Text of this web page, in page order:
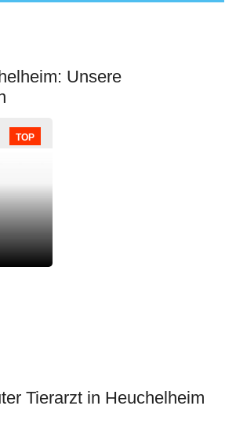
Unsere
TOP
Tierarzt in Heuchelheim